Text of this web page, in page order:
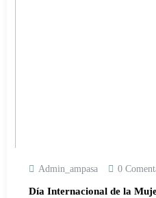
Admin_ampasa 0
Día Internacional de la